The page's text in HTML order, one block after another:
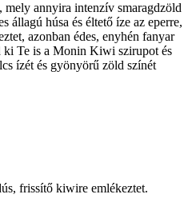
annyira intenzív smaragdzöld
húsa és éltető íze az eperre,
azonban édes, enyhén fanyar
ki Te is a Monin Kiwi szirupot és
ízét és gyönyörű zöld színét
frissítő kiwire emlékeztet.